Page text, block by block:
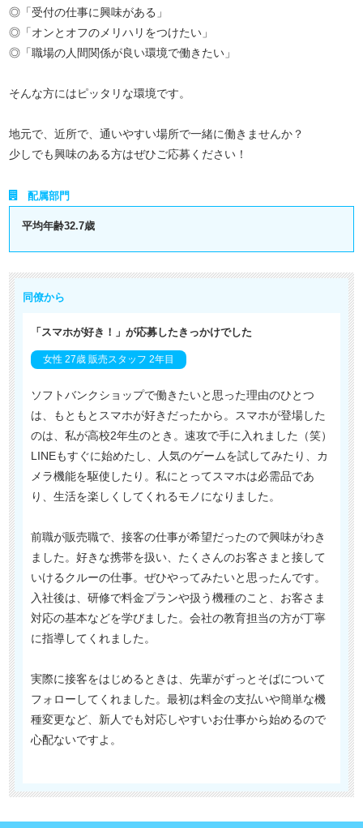
◎「受付の仕事に興味がある」
◎「オンとオフのメリハリをつけたい」
◎「職場の人間関係が良い環境で働きたい」
そんな方にはピッタリな環境です。
地元で、近所で、通いやすい場所で一緒に働きませんか？
少しでも興味のある方はぜひご応募ください！
配属部門
平均年齢32.7歳
同僚から
「スマホが好き！」が応募したきっかけでした
女性 27歳 販売スタッフ 2年目
ソフトバンクショップで働きたいと思った理由のひとつ
は、もともとスマホが好きだったから。スマホが登場した
のは、私が高校2年生のとき。速攻で手に入れました（笑）
LINEもすぐに始めたし、人気のゲームを試してみたり、カ
メラ機能を駆使したり。私にとってスマホは必需品であ
り、生活を楽しくしてくれるモノになりました。
前職が販売職で、接客の仕事が希望だったので興味がわき
ました。好きな携帯を扱い、たくさんのお客さまと接して
いけるクルーの仕事。ぜひやってみたいと思ったんです。
入社後は、研修で料金プランや扱う機種のこと、お客さま
対応の基本などを学びました。会社の教育担当の方が丁寧
に指導してくれました。
実際に接客をはじめるときは、先輩がずっとそばについて
フォローしてくれました。最初は料金の支払いや簡単な機
種変更など、新人でも対応しやすいお仕事から始めるので
心配ないですよ。